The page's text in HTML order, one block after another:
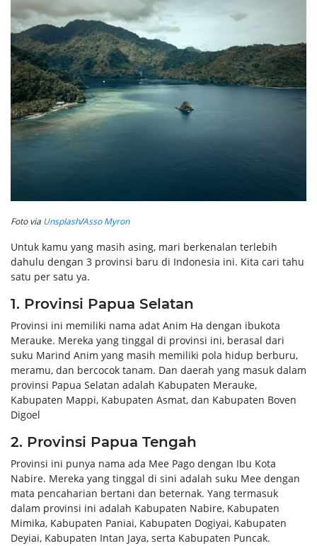
Foto via Unsplash/Asso Myron
Untuk kamu yang masih asing, mari berkenalan terlebih
dahulu dengan 3 provinsi baru di Indonesia ini. Kita cari tahu
satu per satu ya.
1. Provinsi Papua Selatan
Provinsi ini memiliki nama adat Anim Ha dengan ibukota
Merauke. Mereka yang tinggal di provinsi ini, berasal dari
suku Marind Anim yang masih memiliki pola hidup berburu,
meramu, dan bercocok tanam. Dan daerah yang masuk dalam
provinsi Papua Selatan adalah Kabupaten Merauke,
Kabupaten Mappi, Kabupaten Asmat, dan Kabupaten Boven
Digoel
2. Provinsi Papua Tengah
Provinsi ini punya nama ada Mee Pago dengan Ibu Kota
Nabire. Mereka yang tinggal di sini adalah suku Mee dengan
mata pencaharian bertani dan beternak. Yang termasuk
dalam provinsi ini adalah Kabupaten Nabire, Kabupaten
Mimika, Kabupaten Paniai, Kabupaten Dogiyai, Kabupaten
Deyiai, Kabupaten Intan Jaya, serta Kabupaten Puncak.